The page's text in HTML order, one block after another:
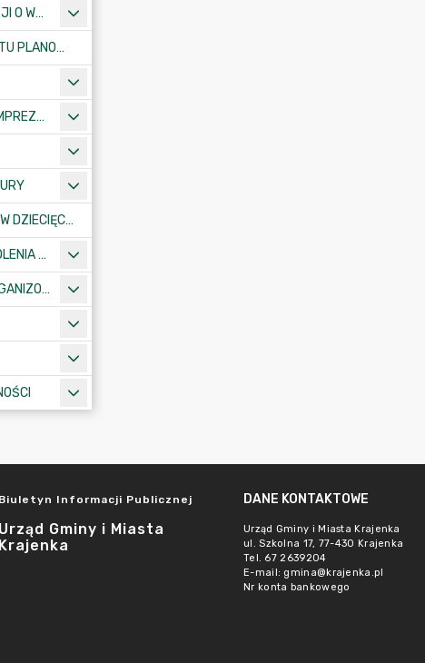
WNIOSEK O WYDANIE DECYZJI O WARUNKACH ZABUDOWY/O USTALENIE INWESTYCJI CELU PUBLICZNEGO
FORMULARZ PISMA DOT. AKTU PLANOWANIA PRZESTRZENNEGO
FORMULARZ ZGŁOSZENIA IMPREZY SPORTOWO-REKREACYJNEJ, ARTYSTYCZNEJ LUB ROZRYWKOWEJ
REJESTR ŻŁOBKÓW I KLUBÓW DZIECIĘCYCH
WNIOSEK O WYDANIE ZEZWOLENIA NA ZAJĘCIE PASA DROGOWEGO
ZGŁOSZENIE ZAMIARU ZORGANIZOWANIA ZGROMADZENIA
Biuletyn Informacji Publicznej
Urząd Gminy i Miasta
Krajenka
DANE KONTAKTOWE
Urząd Gminy i Miasta Krajenka
ul. Szkolna 17, 77-430 Krajenka
Tel. 67 2639204
E-mail: gmina@krajenka.pl
Nr konta bankowego